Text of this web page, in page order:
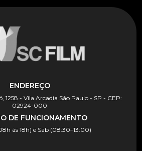
ENDEREÇO
1258 - Vila Arcadia São Paulo - SP - CEP:
02924-000
DE FUNCIONAMENTO
às 18h) e Sab (08:30–13:00)